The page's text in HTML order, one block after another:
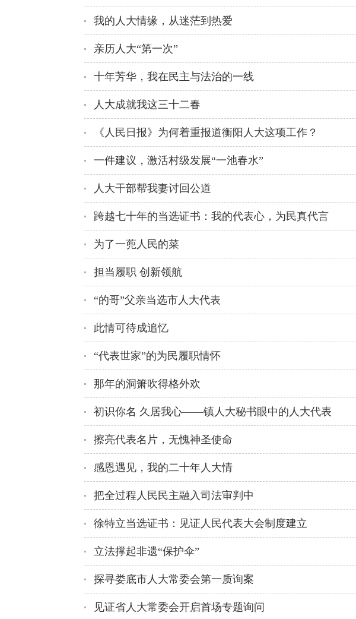
我的人大情缘，从迷茫到热爱
亲历人大“第一次”
十年芳华，我在民主与法治的一线
人大成就我这三十二春
《人民日报》为何着重报道衡阳人大这项工作？
一件建议，激活村级发展“一池春水”
人大干部帮我妻讨回公道
跨越七十年的当选证书：我的代表心，为民真代言
为了一蔸人民的菜
担当履职 创新领航
“的哥”父亲当选市人大代表
此情可待成追忆
“代表世家”的为民履职情怀
那年的洞箫吹得格外欢
初识你名 久居我心——镇人大秘书眼中的人大代表
擦亮代表名片，无愧神圣使命
感恩遇见，我的二十年人大情
把全过程人民民主融入司法审判中
徐特立当选证书：见证人民代表大会制度建立
立法撑起非遗“保护伞”
探寻娄底市人大常委会第一质询案
见证省人大常委会开启首场专题询问